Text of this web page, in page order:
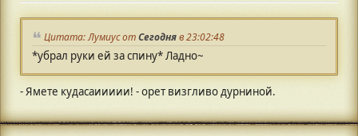
Цитата: Лумиус отСегодняв 23:02:48
*убрал руки ей за спину* Ладно~
- Ямете кудасаиииии! - орет визгливо дурниной.